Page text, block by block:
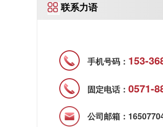
选-[力语超声]
联系力语
手机号码： 153-
固定电话：0571-
公司邮箱：